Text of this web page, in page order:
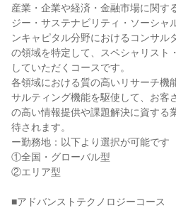
産業・企業や経済・金融市場に関す
ジー・サステナビリティ・ソーシャ
ンキャピタル分野におけるコンサル
の領域を特定して、スペシャリスト
していただくコースです。
各領域における質の高いリサーチ機
サルティング機能を駆使して、お客
の高い情報提供や課題解決に資する
待されます。
ー勤務地：以下より選択が可能です
①全国・グローバル型
②エリア型
■アドバンストテクノロジーコース